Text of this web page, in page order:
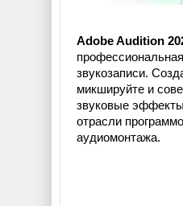
Adobe Audition
звукозаписи.
микшируйте и
звуковые
отрасли
аудиомонтажа.